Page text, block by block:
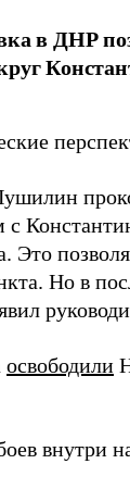
в ДНР
Это
Но в
освободили
внутри